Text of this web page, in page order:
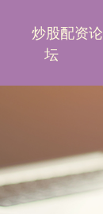
炒股配资论
坛